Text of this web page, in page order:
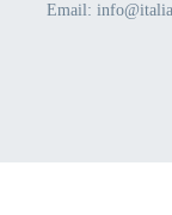
Email: